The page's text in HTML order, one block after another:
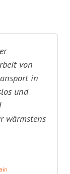
von
in
und
wärmstens